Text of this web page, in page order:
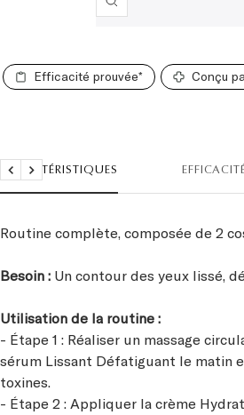
Zoom
Efficacité prouvée* Conçu
CARACTÉRISTIQUES
Précédent
Suivant
Routine complète, composée de 2
Besoin : Un contour des yeux lissé,
Utilisation de la routine :
- Étape 1 : Réaliser un massage
sérum Lissant Défatiguant le matin
toxines.
- Étape 2 : Appliquer la crème